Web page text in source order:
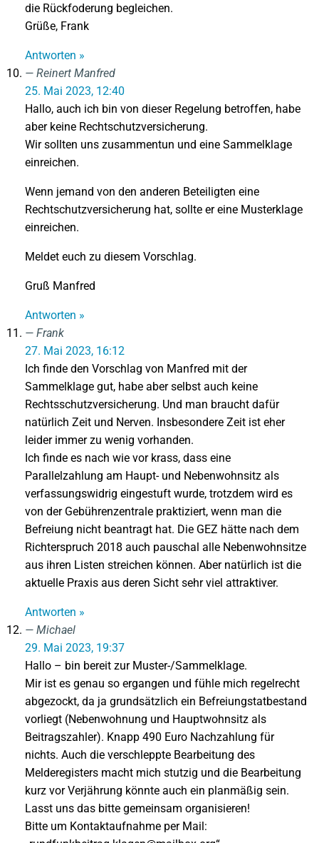
die Rückfoderung begleichen.
Grüße, Frank
Antworten »
Reinert Manfred
25. Mai 2023, 12:40
Hallo, auch ich bin von dieser Regelung betroffen, habe
aber keine Rechtschutzversicherung.
Wir sollten uns zusammentun und eine Sammelklage
einreichen.
Wenn jemand von den anderen Beteiligten eine
Rechtschutzversicherung hat, sollte er eine Musterklage
einreichen.
Meldet euch zu diesem Vorschlag.
Gruß Manfred
Antworten »
Frank
27. Mai 2023, 16:12
Ich finde den Vorschlag von Manfred mit der
Sammelklage gut, habe aber selbst auch keine
Rechtsschutzversicherung. Und man braucht dafür
natürlich Zeit und Nerven. Insbesondere Zeit ist eher
leider immer zu wenig vorhanden.
Ich finde es nach wie vor krass, dass eine
Parallelzahlung am Haupt- und Nebenwohnsitz als
verfassungswidrig eingestuft wurde, trotzdem wird es
von der Gebührenzentrale praktiziert, wenn man die
Befreiung nicht beantragt hat. Die GEZ hätte nach dem
Richterspruch 2018 auch pauschal alle Nebenwohnsitze
aus ihren Listen streichen können. Aber natürlich ist die
aktuelle Praxis aus deren Sicht sehr viel attraktiver.
Antworten »
Michael
29. Mai 2023, 19:37
Hallo – bin bereit zur Muster-/Sammelklage.
Mir ist es genau so ergangen und fühle mich regelrecht
abgezockt, da ja grundsätzlich ein Befreiungstatbestand
vorliegt (Nebenwohnung und Hauptwohnsitz als
Beitragszahler). Knapp 490 Euro Nachzahlung für
nichts. Auch die verschleppte Bearbeitung des
Melderegisters macht mich stutzig und die Bearbeitung
kurz vor Verjährung könnte auch ein planmäßig sein.
Lasst uns das bitte gemeinsam organisieren!
Bitte um Kontaktaufnahme per Mail: